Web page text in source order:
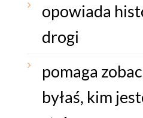
opowiada
drogi
pomaga
byłaś, kim